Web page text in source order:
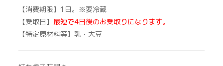
【消費期限】1日。※要冷蔵
【受取日】 最短で4日後のお受取りになります。
【特定原材料等】乳・大豆